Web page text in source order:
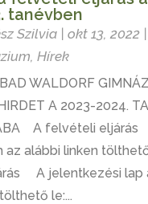
tanévben
Szilvia| okt 13, 2022|
Hírek
WALDORF
A 2023-2024.
A felvételi eljárás
az alábbi linken
A jelentkezési lap
le:...